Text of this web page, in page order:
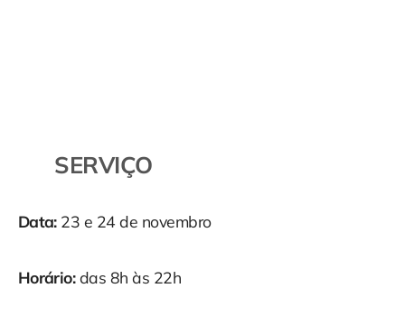
SERVIÇO
Data: 23 e 24 de novembro
Horário:das 8h às 22h